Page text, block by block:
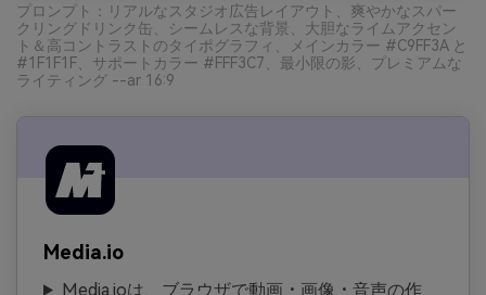
プロンプト：リアルなスタジオ広告レイアウト、爽やかなスパー
クリングドリンク缶、シームレスな背景、大胆なライムアクセン
ト＆高コントラストのタイポグラフィ、メインカラー #C9FF3A と
#1F1F1F、サポートカラー #FFF3C7、最小限の影、プレミアムな
ライティング --ar 16:9
Media.io
Media.ioは、ブラウザで動画・画像・音声の作